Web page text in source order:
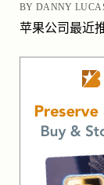
BY DANNY
苹果公司最近